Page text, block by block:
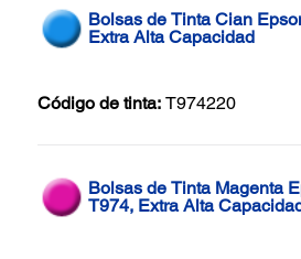
Bolsas de Tinta Cian
Extra Alta Capacidad
Código de tinta: T974220
Bolsas de Tinta Magenta
T974, Extra Alta